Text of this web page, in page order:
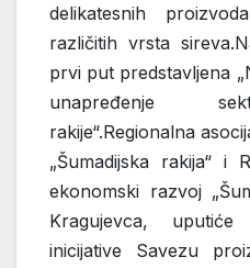
delikatesnih
različitih vrsta
prvi put predstavljena
unapređenje
rakije“.Regionalna
„Šumadijska rakija“ i
ekonomski razvoj
Kragujevca,
inicijative Savezu